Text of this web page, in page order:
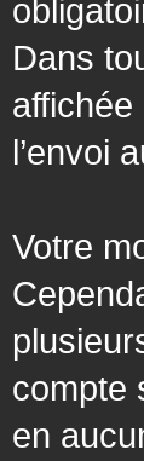
Dans
l’envoi
Votre
compte
en